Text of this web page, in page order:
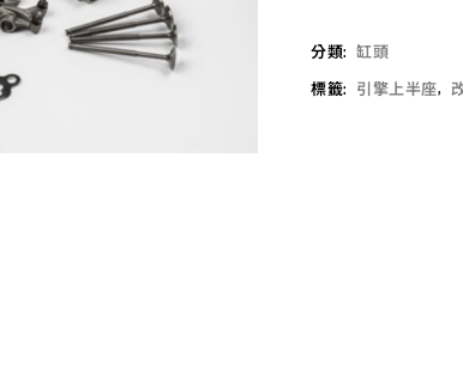
分類: 缸頭
標籤:
引擎上半座,